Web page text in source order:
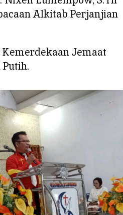
Alkitab Perjanjian
Jemaat